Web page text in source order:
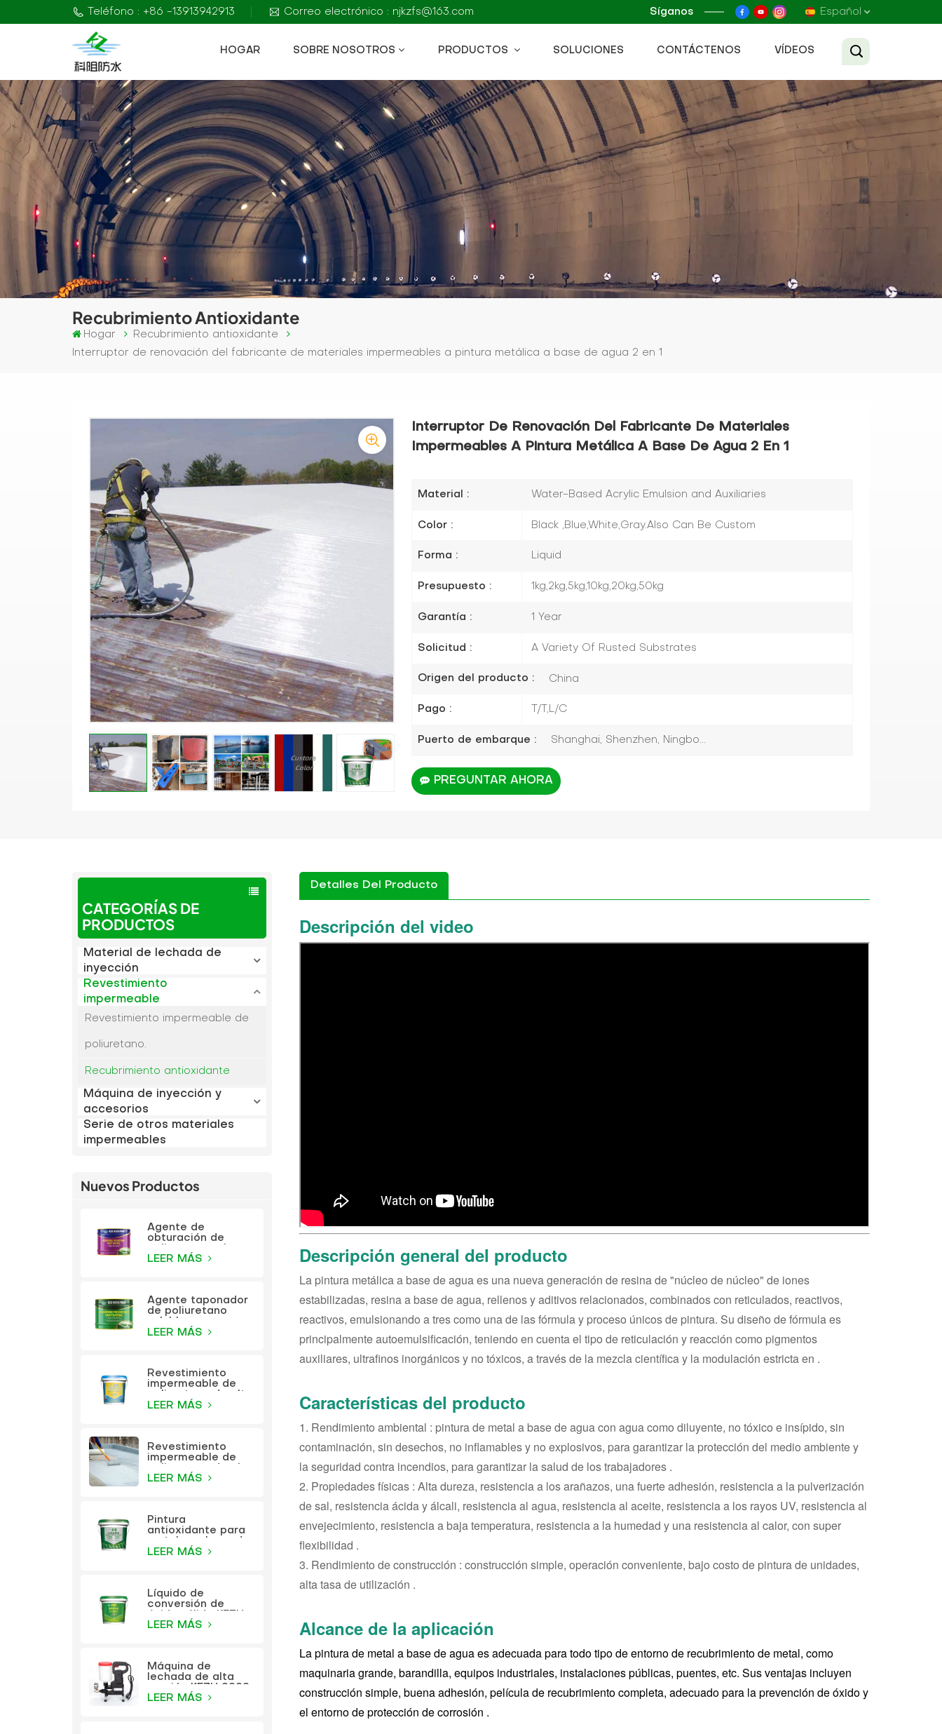
Teléfono : +86 -13913942913 Correo electrónico : njkzfs@163.com Síganos Español
Français
Русский
HOGAR SOBRE NOSOTROS PRODUCTOS SOLUCIONES CONTÁCTENOS VÍDEOS
Recubrimiento Antioxidante
Hogar
Recubrimiento antioxidante
Interruptor de renovación del fabricante de materiales impermeables a pintura metálica a base de agua 2 en 1
Interruptor De Renovación Del Fabricante De Materiales
Impermeables A Pintura Metálica A Base De Agua 2 En 1
Material : Water-Based Acrylic Emulsion and Auxiliaries
Color : Black ,Blue,White,Gray.Also Can Be Custom
Forma : Liquid
Presupuesto : 1kg,2kg,5kg,10kg,20kg,50kg
Garantía : 1 Year
Solicitud : A Variety Of Rusted Substrates
Origen del producto : China
Pago : T/T,L/C
Puerto de embarque : Shanghai, Shenzhen, Ningbo...
PREGUNTAR AHORA
CATEGORÍAS DE
PRODUCTOS
Material de lechada de
inyección
Revestimiento
impermeable
Revestimiento impermeable de
poliuretano.
Recubrimiento antioxidante
Máquina de inyección y
accesorios
Serie de otros materiales
impermeables
Nuevos Productos
Agente de
obturación de
de aceite KEZU
LEER MÁS
Agente taponador
de poliuretano
KEZU
LEER MÁS
Revestimiento
impermeable de
elasticidad
LEER MÁS
Revestimiento
impermeable de
elasticidad
LEER MÁS
Pintura
antioxidante para
agua KEZU (pintura
LEER MÁS
Líquido de
conversión de
(imprimación
LEER MÁS
Máquina de
lechada de alta
LEER MÁS
Detalles Del Producto
Descripción del video
Descripción general del producto
La pintura metálica a base de agua es una nueva generación de resina de "núcleo de núcleo" de iones
estabilizadas, resina a base de agua, rellenos y aditivos relacionados, combinados con reticulados, reactivos,
reactivos, emulsionando a tres como una de las fórmula y proceso únicos de pintura. Su diseño de fórmula es
principalmente autoemulsificación, teniendo en cuenta el tipo de reticulación y reacción como pigmentos
auxiliares, ultrafinos inorgánicos y no tóxicos, a través de la mezcla científica y la modulación estricta en .
Características del producto
1. Rendimiento ambiental : pintura de metal a base de agua con agua como diluyente, no tóxico e insípido, sin
contaminación, sin desechos, no inflamables y no explosivos, para garantizar la protección del medio ambiente y
la seguridad contra incendios, para garantizar la salud de los trabajadores .
2. Propiedades físicas : Alta dureza, resistencia a los arañazos, una fuerte adhesión, resistencia a la pulverización
de sal, resistencia ácida y álcali, resistencia al agua, resistencia al aceite, resistencia a los rayos UV, resistencia al
envejecimiento, resistencia a baja temperatura, resistencia a la humedad y una resistencia al calor, con super
flexibilidad .
3. Rendimiento de construcción : construcción simple, operación conveniente, bajo costo de pintura de unidades,
alta tasa de utilización .
Alcance de la aplicación
La pintura de metal a base de agua es adecuada para todo tipo de entorno de recubrimiento de metal, como
maquinaria grande, barandilla, equipos industriales, instalaciones públicas, puentes, etc. Sus ventajas incluyen
construcción simple, buena adhesión, película de recubrimiento completa, adecuado para la prevención de óxido y
el entorno de protección de corrosión .